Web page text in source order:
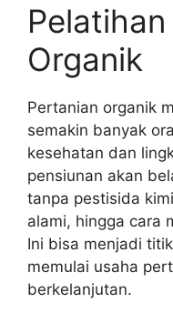
Organik
Pertanian organik
semakin banyak
kesehatan dan
pensiunan akan
tanpa pestisida
alami, hingga cara
Ini bisa menjadi
memulai usaha
berkelanjutan.